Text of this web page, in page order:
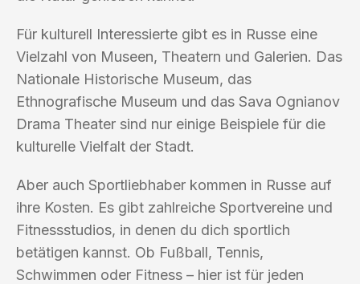
Für kulturell Interessierte gibt es in Russe eine
Vielzahl von Museen, Theatern und Galerien. Das
Nationale Historische Museum, das
Ethnografische Museum und das Sava Ognianov
Drama Theater sind nur einige Beispiele für die
kulturelle Vielfalt der Stadt.
Aber auch Sportliebhaber kommen in Russe auf
ihre Kosten. Es gibt zahlreiche Sportvereine und
Fitnessstudios, in denen du dich sportlich
betätigen kannst. Ob Fußball, Tennis,
Schwimmen oder Fitness – hier ist für jeden